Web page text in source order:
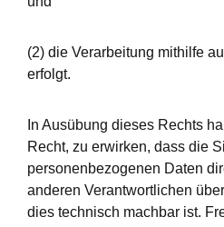
(2) die Verarbeitung mithilfe
erfolgt.
In Ausübung dieses Rechts
Recht, zu erwirken, dass die
personenbezogenen Daten
anderen Verantwortlichen
dies technisch machbar ist.